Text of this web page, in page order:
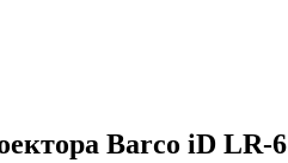
Barco iD LR-6